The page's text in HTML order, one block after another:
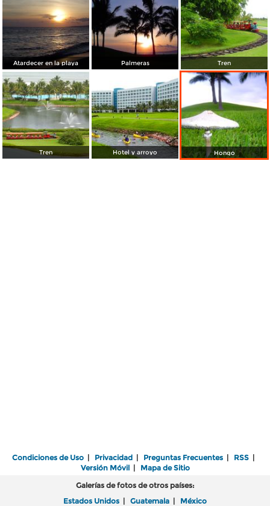
Atardecer en la playa Palmeras Tren
Tren Hotel y arroyo Hongo
Condiciones de Uso | Privacidad | Preguntas Frecuentes | RSS |
Versión Móvil| Mapa de Sitio
Galerías de fotos de otros países:
Estados Unidos | Guatemala | México